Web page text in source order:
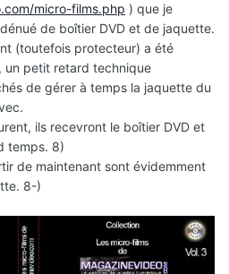
micro-films.php ) que je
de boîtier DVD et de jaquette.
(toutefois protecteur) a été
un petit retard technique
de gérer à temps la jaquette du
ils recevront le boîtier DVD et
temps. 8)
de maintenant sont évidemment
8-)